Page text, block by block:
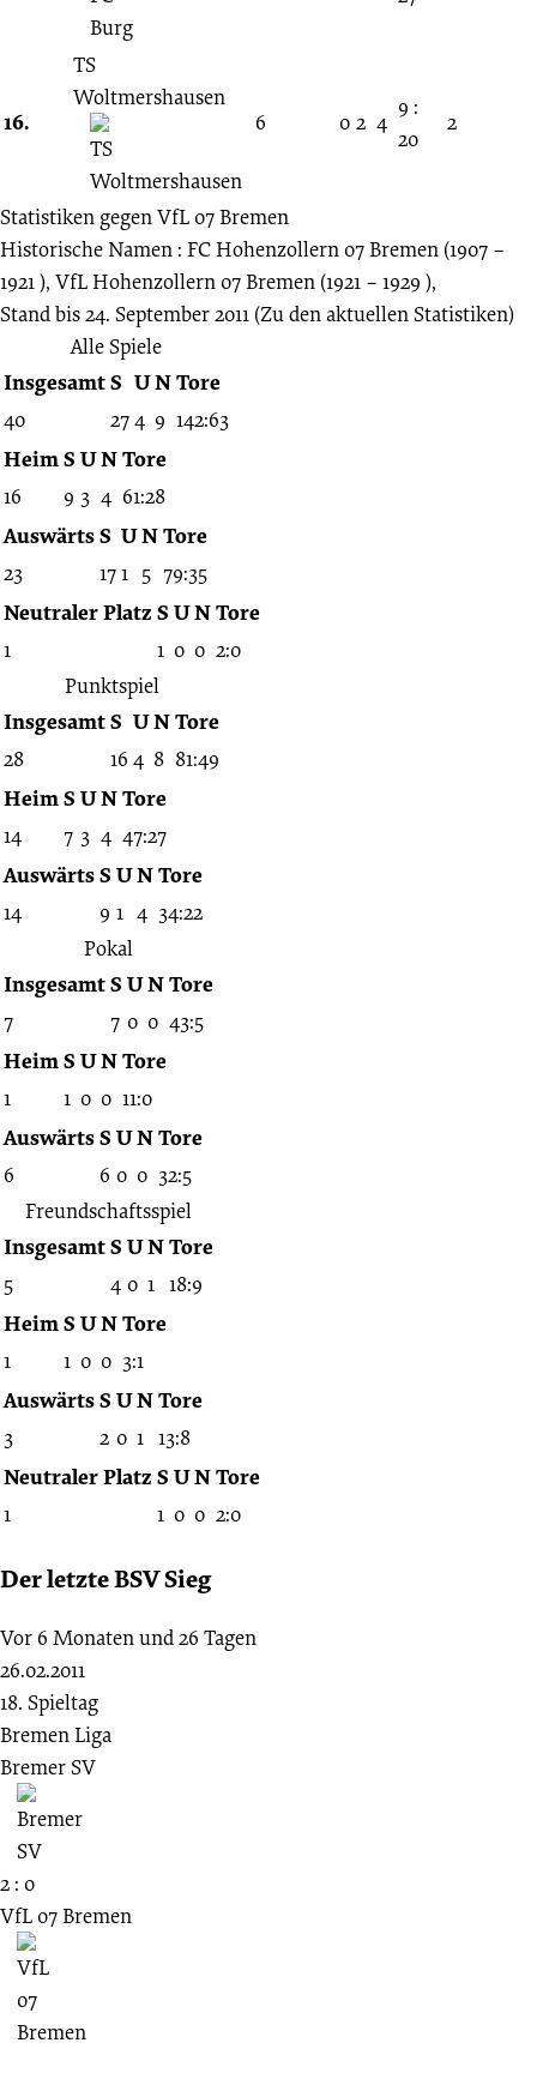
16.
TS
Woltmershausen
6
0 2 4
9 :
20
2
Statistiken gegenVfL 07 Bremen
Historische Namen : FC Hohenzollern 07 Bremen (1907 –
1921 ), VfL Hohenzollern 07 Bremen (1921 – 1929 ),
Stand bis 24. September 2011 (Zu den aktuellen Statistiken)
Alle Spiele
InsgesamtS UNTore
40 274 9 142:63
HeimS UNTore
16 9 3 4 61:28
AuswärtsS UNTore
23 171 5 79:35
Neutraler Platz S UNTore
1 1 0 0 2:0
Punktspiel
InsgesamtS UNTore
28 16 4 8 81:49
HeimS UNTore
14 7 3 4 47:27
AuswärtsS UNTore
14 9 1 4 34:22
Pokal
InsgesamtS UNTore
7 7 0 0 43:5
HeimS UNTore
1 1 0 0 11:0
AuswärtsS UNTore
6 6 0 0 32:5
Freundschaftsspiel
InsgesamtS UNTore
5 4 0 1 18:9
HeimS UNTore
1 1 0 0 3:1
AuswärtsS UNTore
3 2 0 1 13:8
Neutraler Platz S UNTore
1 1 0 0 2:0
Der letzte BSV Sieg
Vor 6 Monaten und 26 Tagen
26.02.2011
18. Spieltag
Bremen Liga
Bremer SV
2 : 0
VfL 07 Bremen